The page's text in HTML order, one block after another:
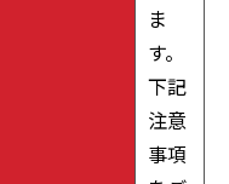
ま
す。
下記
注意
事項